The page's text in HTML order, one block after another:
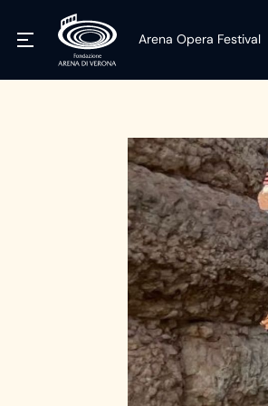
Arena Opera Festival